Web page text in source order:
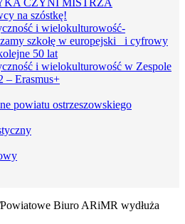
CZYNI MISTRZA
na szóstkę!
i wielokulturowość-
szkołę w europejski i cyfrowy
50 lat
i wielokulturowość w Zespole
– Erasmus+
powiatu ostrzeszowskiego
Powiatowe Biuro ARiMR wydłuża